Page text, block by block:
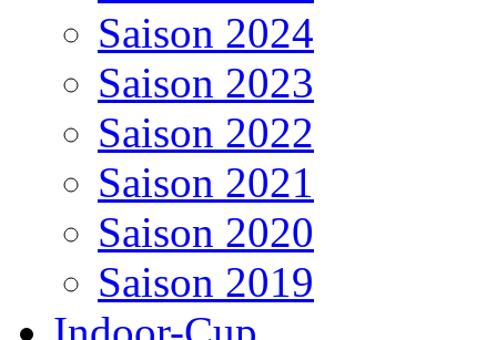
Saison 2024
Saison 2023
Saison 2022
Saison 2021
Saison 2020
Saison 2019